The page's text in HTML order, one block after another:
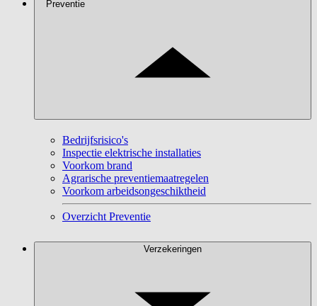
Preventie
Bedrijfsrisico's
Inspectie elektrische installaties
Voorkom brand
Agrarische preventiemaatregelen
Voorkom arbeidsongeschiktheid
Overzicht Preventie
Verzekeringen